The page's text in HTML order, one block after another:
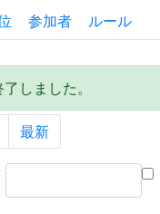
参加者 ルール
しました。
最新